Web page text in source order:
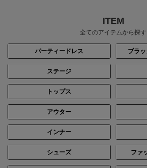
ITEM
全てのアイテムから探す
パーティードレス ブラッ
ステージ
トップス
アウター
インナー
シューズ ファ